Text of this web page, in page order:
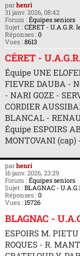
parhenri
31 janv. 2026, 08:42
Forum : Équipes seniors
Sujet : CÉRET - U.A.G.R.
Réponses : 0
Vues : 8613
CÉRET -
Équipe UNE
FIEVRE DAUBA -
- NARI GOZE -
CORDIER
BLANCAL -
Équipe ESPOIRS
MONTOVANI (cap)
parhenri
16 janv. 2026, 23:29
Forum :Équipes seniors
Sujet :BLAGNAC -
Réponses :0
Vues :15726
BLAGNAC -
ESPOIRS M.
ROQUES - R.